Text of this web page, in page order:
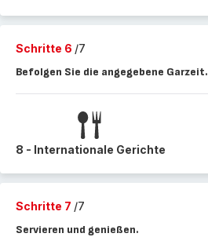
Schritte 6 /7
Befolgen Sie die angegebene Garzeit.
8 - Internationale Gerichte
Schritte 7 /7
Servieren und genießen.